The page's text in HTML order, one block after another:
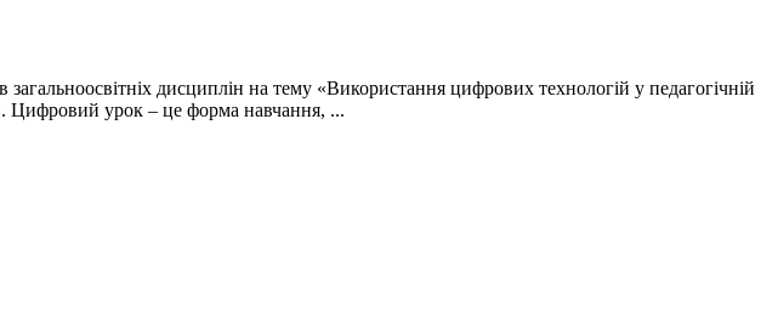
дисциплін на тему «Використання цифрових технологій у педагогічній
Цифровий урок – це форма навчання, ...